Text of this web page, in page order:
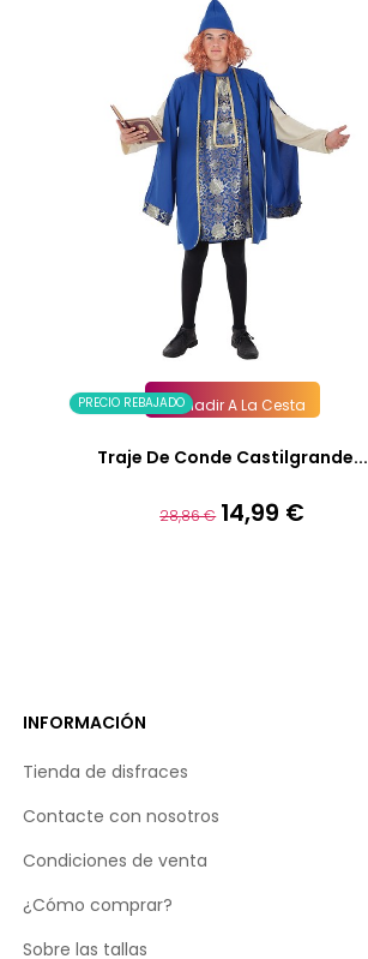
PRECIO REBAJADOAñadir A La Cesta
Traje De Conde Castilgrande...
Precio
28,86 € Precio
14,99 €
INFORMACIÓN
Tienda de disfraces
Contacte con nosotros
Condiciones de venta
¿Cómo comprar?
Sobre las tallas